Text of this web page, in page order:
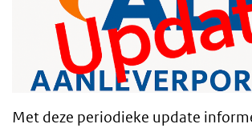
Met deze periodieke update